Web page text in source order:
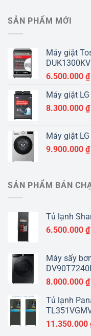
SẢN PHẨM MỚI
Máy giặt
6.500.000 ₫
Máy giặt
8.300.000 ₫
Máy giặt
9.900.000 ₫
SẢN PHẨM BÁN
Tủ lạnh
6.500.000 ₫
Máy sấy
8.000.000 ₫
Tủ lạnh
11.350.000